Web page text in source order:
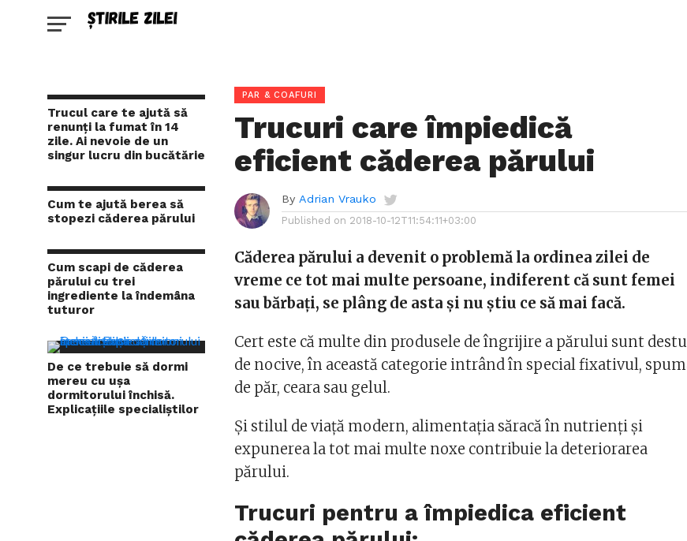
Trucul care te ajută să
renunți la fumat în 14
zile. Ai nevoie de un
singur lucru din bucătărie
Cum te ajută berea să
stopezi căderea părului
Cum scapi de căderea
părului cu trei
ingrediente la îndemâna
tuturor
De ce trebuie să dormi
mereu cu ușa
dormitorului închisă.
Explicațiile specialiștilor
PAR & COAFURI
Trucuri care împiedică
eficient căderea părului
By Adrian Vrauko
Published on 2018-10-12T11:54:11+03:00
Căderea părului a devenit o problemă la ordinea zilei de
vreme ce tot mai multe persoane, indiferent că sunt femei
sau bărbați, se plâng de asta și nu știu ce să mai facă.
Cert este că multe din produsele de îngrijire a părului sunt
de nocive, în această categorie intrând în special fixativul,
de păr, ceara sau gelul.
Și stilul de viață modern, alimentația săracă în nutrienți și
expunerea la tot mai multe noxe contribuie la deteriorarea
părului.
Trucuri pentru a împiedica eficient